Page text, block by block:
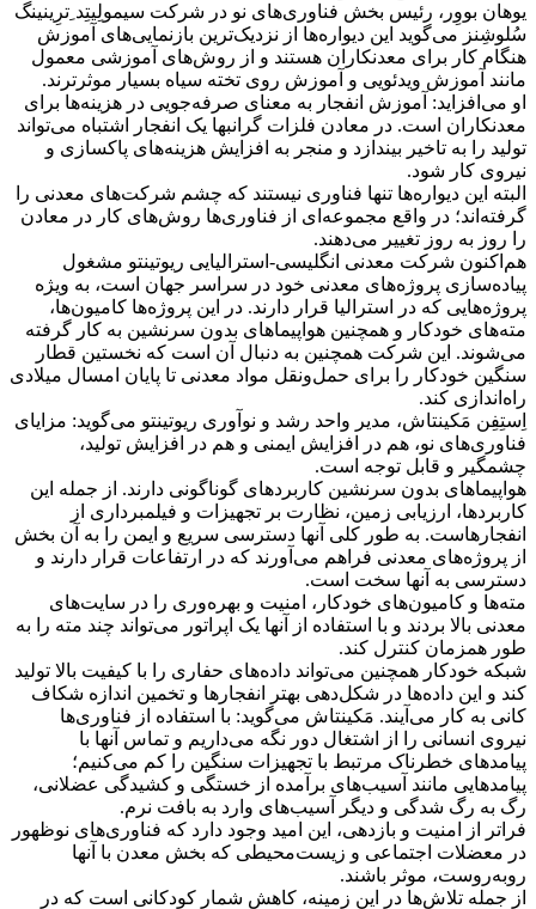
یوهان بووِر، رئیس بخش فناوری‌های نو در شرکت سیمولِیتِد ِترِینینگ
سُلوشِنز می‌گوید این دیواره‌ها از نزدیک‌ترین بازنمایی‌های آموزش
هنگام کار برای معدنکاران هستند و از روش‌های آموزشی معمول
مانند آموزش ویدئویی و آموزش روی تخته سیاه بسیار موثرترند.
او می‌افزاید: آموزش انفجار به معنای صرفه‌جویی در هزینه‌ها برای
معدنکاران است. در معادن فلزات گرانبها یک انفجار اشتباه می‌تواند
تولید را به تاخیر بیندازد و منجر به افزایش هزینه‌های پاکسازی و
نیروی کار شود.
البته این دیواره‌ها تنها فناوری نیستند که چشم شرکت‌های معدنی را
گرفته‌اند؛ در واقع مجموعه‌ای از فناوری‌ها روش‌های کار در معادن
را روز به روز تغییر می‌دهند.
هم‌اکنون شرکت معدنی انگلیسی-استرالیایی ریوتینتو مشغول
پیاده‌سازی پروژه‌های معدنی خود در سراسر جهان است، به ویژه
پروژه‌هایی که در استرالیا قرار دارند. در این پروژه‌ها کامیون‌ها،
مته‌های خودکار و همچنین هواپیماهای بدون سرنشین به کار گرفته
می‌شوند. این شرکت همچنین به دنبال آن است که نخستین قطار
سنگین خودکار را برای حمل‌ونقل مواد معدنی تا پایان امسال میلادی
راه‌اندازی کند.
اِستِفِن مَکینتاش، مدیر واحد رشد و نوآوری ریوتینتو می‌گوید: مزایای
فناوری‌های نو، هم در افزایش ایمنی و هم در افزایش تولید،
چشمگیر و قابل توجه است.
هواپیماهای بدون سرنشین کاربردهای گوناگونی دارند. از جمله این
کاربردها، ارزیابی زمین، نظارت بر تجهیزات و فیلمبرداری از
انفجارهاست. به طور کلی آنها دسترسی سریع و ایمن را به آن بخش
از پروژه‌های معدنی فراهم می‌آورند که در ارتفاعات قرار دارند و
دسترسی به آنها سخت است.
مته‌ها و کامیون‌های خودکار، امنیت و بهره‌وری را در سایت‌های
معدنی بالا بردند و با استفاده از آنها یک اپراتور می‌تواند چند مته را به
طور همزمان کنترل کند.
شبکه خودکار همچنین می‌تواند داده‌های حفاری را با کیفیت بالا تولید
کند و این داده‌ها در شکل‌دهی بهتر انفجارها و تخمین اندازه شکاف
کانی به کار می‌آیند. مَکینتاش می‌گوید: با استفاده از فناوری‌ها
نیروی انسانی را از اشتغال دور نگه می‌داریم و تماس آنها با
پیامدهای خطرناک مرتبط با تجهیزات سنگین را کم می‌کنیم؛
پیامدهایی مانند آسیب‌های برآمده از خستگی و کشیدگی عضلانی،
رگ به رگ شدگی و دیگر آسیب‌های وارد به بافت نرم.
فراتر از امنیت و بازدهی، این امید وجود دارد که فناوری‌های نوظهور
در معضلات اجتماعی و زیست‌محیطی که بخش معدن با آنها
روبه‌روست، موثر باشند.
از جمله تلاش‌ها در این زمینه، کاهش شمار کودکانی است که در